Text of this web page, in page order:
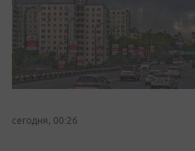
сегодня, 00:26